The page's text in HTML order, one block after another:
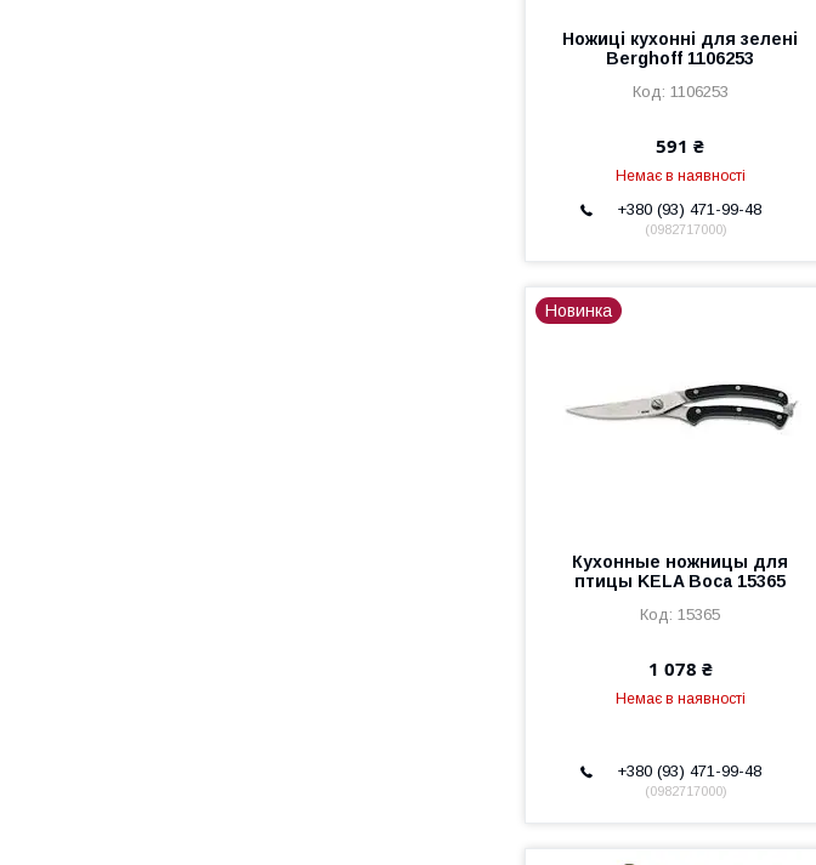
Ножиці кухонні для зелені
Berghoff 1106253
1106253
591 ₴
Немає в наявності
+380 (93) 471-99-48
0982717000
Новинка
Кухонные ножницы для
птицы KELA Boca 15365
15365
1 078 ₴
Немає в наявності
+380 (93) 471-99-48
0982717000